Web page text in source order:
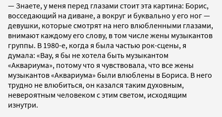
— Знаете, у меня перед глазами стоит эта картина: Борис,
восседающий на диване, а вокруг и буквально у его ног —
девушки, которые смотрят на него влюбленными глазами,
внимают каждому его слову, в том числе жены музыкантов
группы. В 1980-е, когда я была частью рок-сцены, я
думала: «Вау, я бы не хотела быть музыкантом
«Аквариума», потому что я чувствовала, что все жены
музыкантов «Аквариума» были влюблены в Бориса. В него
трудно не влюбиться, он казался таким духовным,
невероятным человеком с этим светом, исходящим
изнутри.